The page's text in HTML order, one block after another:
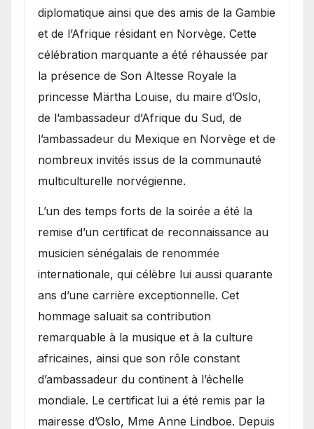
diplomatique ainsi que des amis de la Gambie
et de l’Afrique résidant en Norvège. Cette
célébration marquante a été réhaussée par
la présence de Son Altesse Royale la
princesse Märtha Louise, du maire d’Oslo,
de l’ambassadeur d’Afrique du Sud, de
l’ambassadeur du Mexique en Norvège et de
nombreux invités issus de la communauté
multiculturelle norvégienne.
​L’un des temps forts de la soirée a été la
remise d’un certificat de reconnaissance au
musicien sénégalais de renommée
internationale, qui célèbre lui aussi quarante
ans d’une carrière exceptionnelle. Cet
hommage saluait sa contribution
remarquable à la musique et à la culture
africaines, ainsi que son rôle constant
d’ambassadeur du continent à l’échelle
mondiale. Le certificat lui a été remis par la
mairesse d’Oslo, Mme Anne Lindboe. Depuis